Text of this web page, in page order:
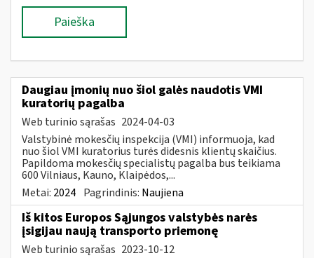
Paieška
Daugiau įmonių nuo šiol galės naudotis VMI
kuratorių pagalba
Web turinio sąrašas 2024-04-03
Valstybinė mokesčių inspekcija (VMI) informuoja, kad
nuo šiol VMI kuratorius turės didesnis klientų skaičius.
Papildoma mokesčių specialistų pagalba bus teikiama
600 Vilniaus, Kauno, Klaipėdos,...
Metai: 2024 Pagrindinis: Naujiena
Iš kitos Europos Sąjungos valstybės narės
įsigijau naują transporto priemonę
Web turinio sąrašas 2023-10-12